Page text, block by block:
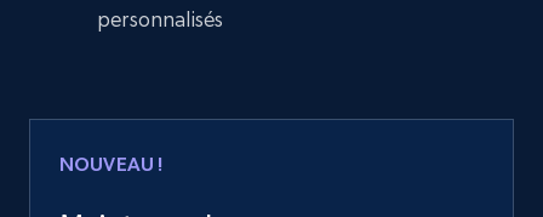
personnalisés
NOUVEAU !